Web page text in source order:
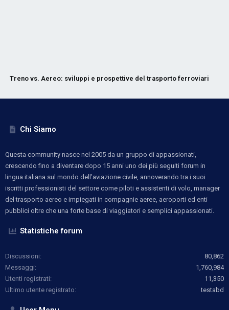
Treno vs. Aereo: sviluppi e prospettive del trasporto ferroviario
Chi Siamo
Questa community nasce nel 2005 da un gruppo di appassionati,
crescendo fino a diventare dopo 15 anni uno dei più seguiti forum in
lingua italiana sul mondo dell’aviazione civile, annoverando tra i suoi
iscritti professionisti del settore come piloti e assistenti di volo, manager
del trasporto aereo e impiegati in compagnie aeree, aeroporti ed enti
pubblici oltre che una forte base di viaggiatori e semplici appassionati.
Statistiche forum
Discussioni
80,862
Messaggi
1,760,984
Utenti registrati
11,350
Ultimo utente registrato
testabd